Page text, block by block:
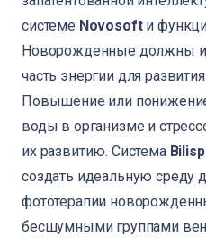
системе Novosoftи
Новорожденные должны
часть энергии для
Повышение или
воды в организме и
их развитию. Система
создать идеальную среду
фототерапии
бесшумными группами